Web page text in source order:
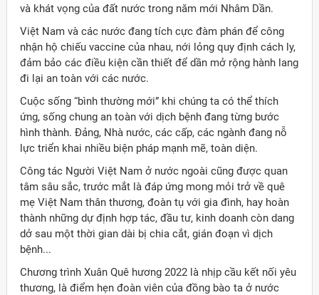
và khát vọng của đất nước trong năm mới Nhâm Dần.
Việt Nam và các nước đang tích cực đàm phán để công
nhận hộ chiếu vaccine của nhau, nới lỏng quy định cách ly,
đảm bảo các điều kiện cần thiết để dần mở rộng hành lang
đi lại an toàn với các nước.
Cuộc sống “bình thường mới” khi chúng ta có thể thích
ứng, sống chung an toàn với dịch bệnh đang từng bước
hình thành. Đảng, Nhà nước, các cấp, các ngành đang nỗ
lực triển khai nhiều biện pháp mạnh mẽ, toàn diện.
Công tác Người Việt Nam ở nước ngoài cũng được quan
tâm sâu sắc, trước mắt là đáp ứng mong mỏi trở về quê
mẹ Việt Nam thân thương, đoàn tụ với gia đình, hay hoàn
thành những dự định hợp tác, đầu tư, kinh doanh còn dang
dở sau một thời gian dài bị chia cắt, gián đoạn vì dịch
bệnh...
Chương trình Xuân Quê hương 2022 là nhịp cầu kết nối yêu
thương, là điểm hẹn đoàn viên của đồng bào ta ở nước